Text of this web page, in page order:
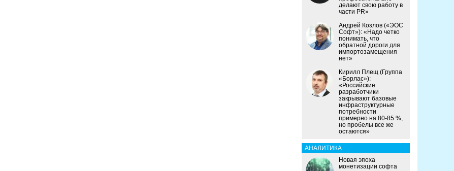
делают свою работу в
части PR»
Андрей Козлов («ЭОС
Софт»): «Надо четко
понимать, что
обратной дороги для
импортозамещения
нет»
Кирилл Плещ (Группа
«Борлас»):
«Российские
разработчики
закрывают базовые
инфраструктурные
потребности
примерно на 80-85 %,
но пробелы все же
остаются»
АНАЛИТИКА
Новая эпоха
монетизации софта